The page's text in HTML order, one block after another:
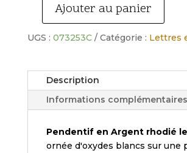
quantité
Pendentif
rhodié
initiale
avec
oxydes.
Ajouter au panier
UGS : 073253C Catégorie : Lettres
Description
Informations complémentaires
Pendentif en Argent rhodié
ornée d'oxydes blancs sur une